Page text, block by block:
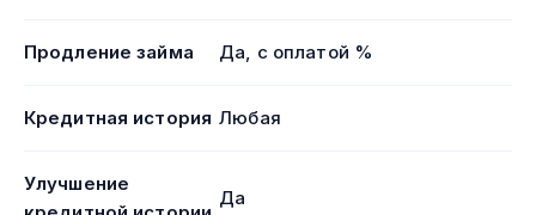
Продление займа Да, с оплатой %
Кредитная история Любая
Улучшение
Да